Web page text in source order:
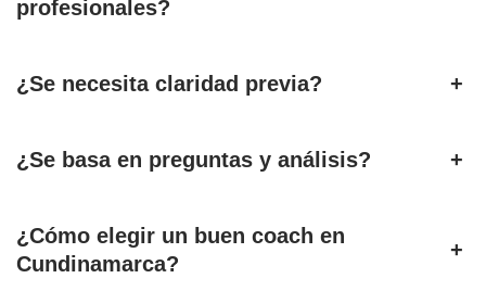
profesionales?
¿Se necesita claridad previa? +
¿Se basa en preguntas y análisis? +
¿Cómo elegir un buen coach en
Cundinamarca?
+